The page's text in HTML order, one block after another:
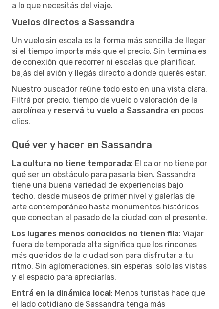
a lo que necesitás del viaje.
Vuelos directos a Sassandra
Un vuelo sin escala es la forma más sencilla de llegar
si el tiempo importa más que el precio. Sin terminales
de conexión que recorrer ni escalas que planificar,
bajás del avión y llegás directo a donde querés estar.
Nuestro buscador reúne todo esto en una vista clara.
Filtrá por precio, tiempo de vuelo o valoración de la
aerolínea y reservá tu vuelo a Sassandra en pocos
clics.
Qué ver y hacer en Sassandra
La cultura no tiene temporada: El calor no tiene por
qué ser un obstáculo para pasarla bien. Sassandra
tiene una buena variedad de experiencias bajo
techo, desde museos de primer nivel y galerías de
arte contemporáneo hasta monumentos históricos
que conectan el pasado de la ciudad con el presente.
Los lugares menos conocidos no tienen fila: Viajar
fuera de temporada alta significa que los rincones
más queridos de la ciudad son para disfrutar a tu
ritmo. Sin aglomeraciones, sin esperas, solo las vistas
y el espacio para apreciarlas.
Entrá en la dinámica local: Menos turistas hace que
el lado cotidiano de Sassandra tenga más